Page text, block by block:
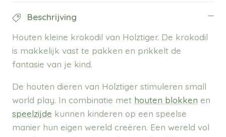
Beschrijving
Houten kleine krokodil van Holztiger. De krokodil
is makkelijk vast te pakken en prikkelt de
fantasie van je kind.
De houten dieren van Holztiger stimuleren small
world play. In combinatie met houten blokken en
speelzijde kunnen kinderen op een speelse
manier hun eigen wereld creëren. Een wereld vol